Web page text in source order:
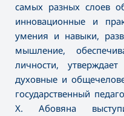
самых разных слоев
инновационные и
умения и навыки,
мышление,
личности,
духовные и
государственный
Х. Абовяна